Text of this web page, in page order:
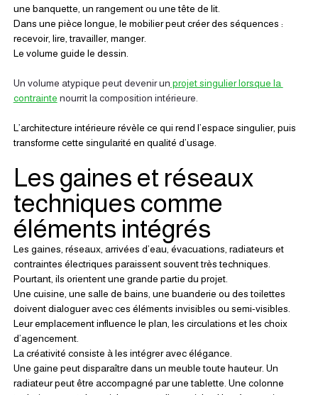
une banquette, un rangement ou une tête de lit.
Dans une pièce longue, le mobilier peut créer des séquences :
recevoir, lire, travailler, manger.
Le volume guide le dessin.
Un volume atypique peut devenir un projet singulier lorsque la
contrainte nourrit la composition intérieure.
L’architecture intérieure révèle ce qui rend l’espace singulier, puis
transforme cette singularité en qualité d’usage.
Les gaines et réseaux
techniques comme
éléments intégrés
Les gaines, réseaux, arrivées d’eau, évacuations, radiateurs et
contraintes électriques paraissent souvent très techniques.
Pourtant, ils orientent une grande partie du projet.
Une cuisine, une salle de bains, une buanderie ou des toilettes
doivent dialoguer avec ces éléments invisibles ou semi-visibles.
Leur emplacement influence le plan, les circulations et les choix
d’agencement.
La créativité consiste à les intégrer avec élégance.
Une gaine peut disparaître dans un meuble toute hauteur. Un
radiateur peut être accompagné par une tablette. Une colonne